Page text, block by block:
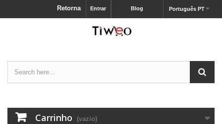
Português PT
Blog
Entrar
Retorna
Carrinho (vazio)